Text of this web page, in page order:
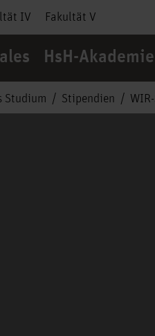
IV Fakultät V
HsH-Akademie
Studium Stipendien